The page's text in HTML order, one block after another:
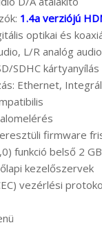
1.4a verziójú
optikai és
L/R analóg audio
SDHC kártyanyílás
Ethernet,
firmware
funkció belső 2
kezelőszervek
vezérlési